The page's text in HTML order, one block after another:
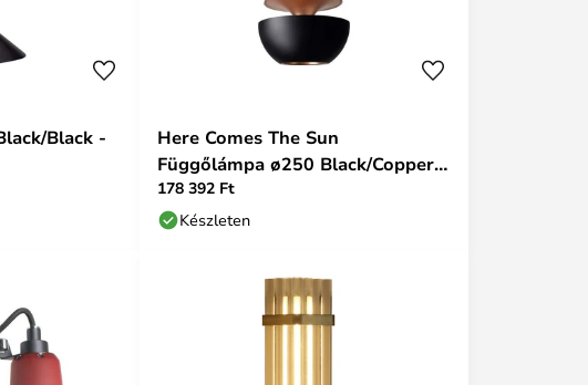
Black -
Here Comes The Sun
Függőlámpa ø250 Black/Copper -
DCW
178 392 Ft
Készleten